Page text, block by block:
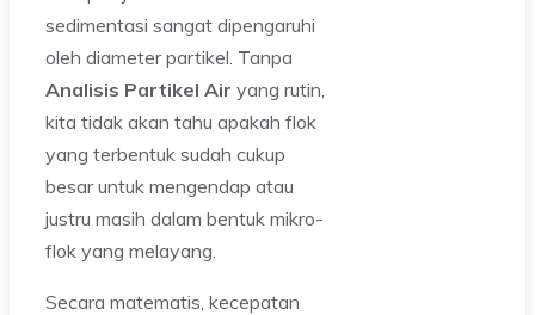
sedimentasi sangat dipengaruhi
oleh diameter partikel. Tanpa
Analisis Partikel Air yang rutin,
kita tidak akan tahu apakah flok
yang terbentuk sudah cukup
besar untuk mengendap atau
justru masih dalam bentuk mikro-
flok yang melayang.
Secara matematis, kecepatan